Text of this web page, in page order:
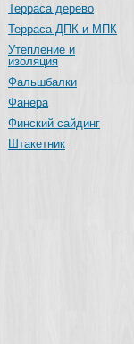
Терраса дерево
Терраса ДПК и МПК
Утепление и
изоляция
Фальшбалки
Фанера
Финский сайдинг
Штакетник